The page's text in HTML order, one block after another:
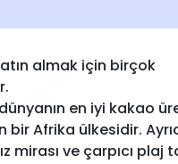
almak için birçok
en iyi kakao
bir Afrika ülkesidir.
mirası ve çarpıcı plaj